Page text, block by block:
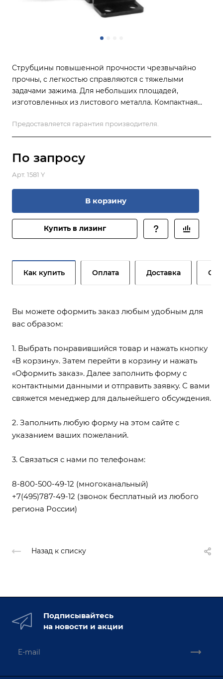
Струбцины повышенной прочности чрезвычайно
прочны, с легкостью справляются с тяжелыми
задачами зажима. Для небольших площадей,
изготовленных из листового металла. Компактная
закаленной и отшлифованной поверхностью,
закаленные и обработанные с допуском H7 втулки
рабочий рычаг для освобождения рабочего
пространства, варианты монтажного основания.
Предоставляется гарантия производителя.
По запросу
Арт. 1581 Y
В корзину
Купить в лизинг
Как купить Оплата Доставка
Вы можете оформить заказ любым удобным для
вас образом:
1. Выбрать понравившийся товар и нажать кнопку
«В корзину». Затем перейти в корзину и нажать
«Оформить заказ». Далее заполнить форму с
контактными данными и отправить заявку. С вами
свяжется менеджер для дальнейшего обсуждения.
2. Заполнить любую форму на этом сайте с
указанием ваших пожеланий.
3. Связаться с нами по телефонам:
8-800-500-49-12 (многоканальный)
+7(495)787-49-12 (звонок бесплатный из любого
региона России)
Назад к списку
Подписывайтесь
на новости и акции